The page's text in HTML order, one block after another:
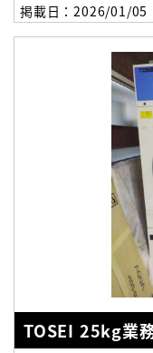
掲載日：2026/01/05
TOSEI 25kg業